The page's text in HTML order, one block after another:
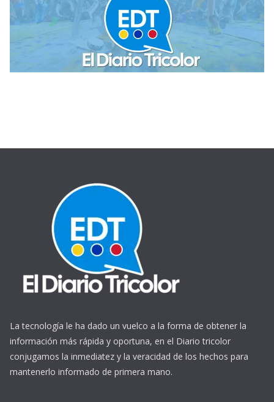
La tecnología le ha dado un vuelco a la forma de obtener la
información más rápida y oportuna, en el Diario tricolor
conjugamos la inmediatez y la veracidad de los hechos para
mantenerlo informado de primera mano.